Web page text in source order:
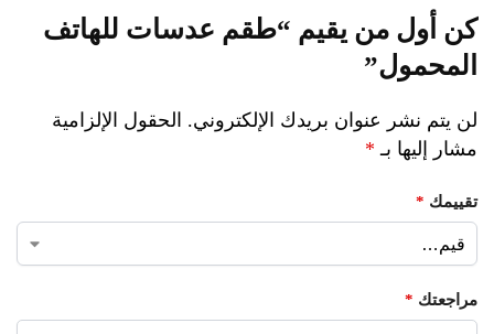
كن أول من يقيم “طقم عدسات للهاتف
المحمول”
لن يتم نشر عنوان بريدك الإلكتروني. الحقول الإلزامية
مشار إليها بـ *
تقييمك *
مراجعتك *